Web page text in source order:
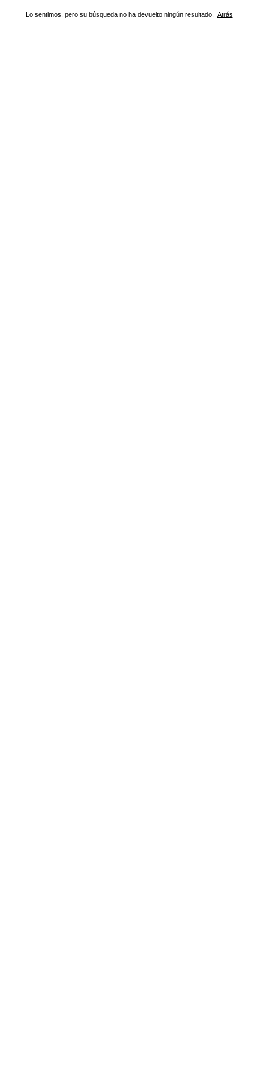
Lo sentimos, pero su búsqueda no ha devuelto ningún resultado. Atrás